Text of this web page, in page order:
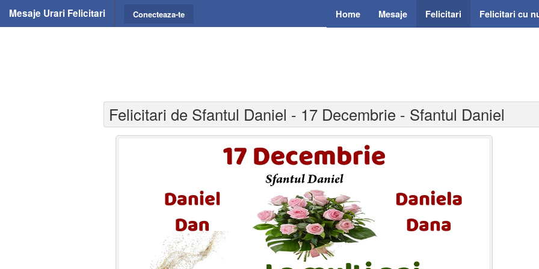
Mesaje Urari Felicitari Home Mesaje Felicitari Felicitari cu
Conecteaza-te
Felicitari de Sfantul Daniel - 17 Decembrie - Sfantul Daniel